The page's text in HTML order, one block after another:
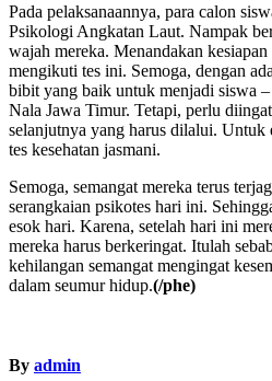
Pada pelaksanaannya, para calon
Psikologi Angkatan Laut. Nampak
wajah mereka. Menandakan kesiapan
mengikuti tes ini. Semoga, dengan
bibit yang baik untuk menjadi siswa
Nala Jawa Timur. Tetapi, perlu
selanjutnya yang harus dilalui. Untuk
tes kesehatan jasmani.
Semoga, semangat mereka terus
serangkaian psikotes hari ini.
esok hari. Karena, setelah hari ini
mereka harus berkeringat. Itulah
kehilangan semangat mengingat
dalam seumur hidup.(/phe)
By admin